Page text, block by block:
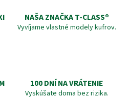
NAŠA ZNAČKA T-CLASS®
Vyvíjame vlastné modely kufrov.
100 DNÍ NA VRÁTENIE
Vyskúšate doma bez rizika.